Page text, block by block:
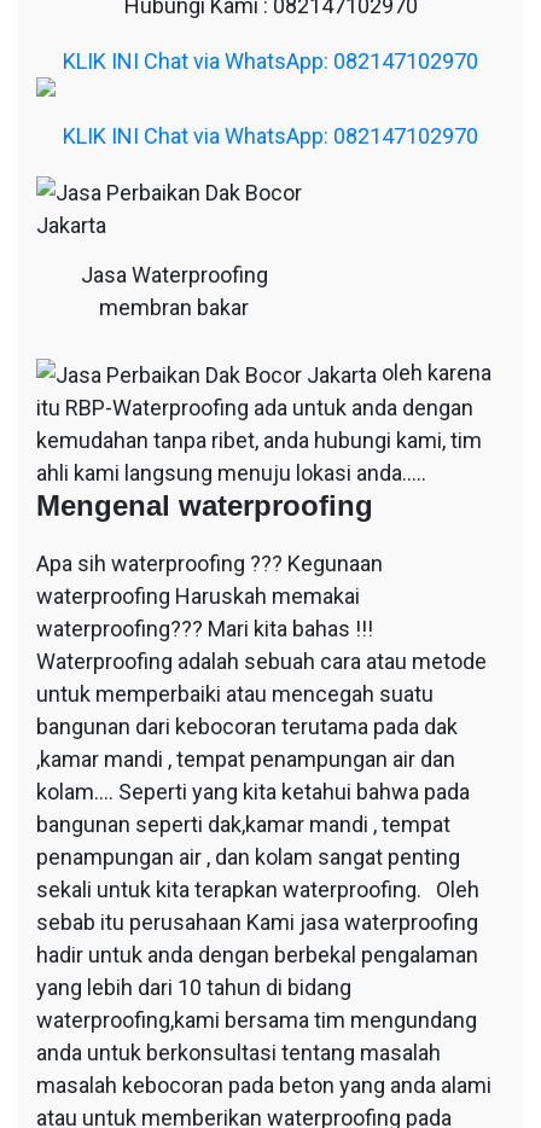
KLIK INI Chat via WhatsApp: 082147102970
KLIK INI Chat via WhatsApp: 082147102970
Jasa Waterproofing
membran bakar
oleh karena
itu RBP-Waterproofing ada untuk anda dengan
kemudahan tanpa ribet, anda hubungi kami, tim
ahli kami langsung menuju lokasi anda…..
Mengenal waterproofing
Apa sih waterproofing ??? Kegunaan
waterproofing Haruskah memakai
waterproofing??? Mari kita bahas !!!
Waterproofing adalah sebuah cara atau metode
untuk memperbaiki atau mencegah suatu
bangunan dari kebocoran terutama pada dak
,kamar mandi , tempat penampungan air dan
kolam…. Seperti yang kita ketahui bahwa pada
bangunan seperti dak,kamar mandi , tempat
penampungan air , dan kolam sangat penting
sekali untuk kita terapkan waterproofing. Oleh
sebab itu perusahaan Kami jasa waterproofing
hadir untuk anda dengan berbekal pengalaman
yang lebih dari 10 tahun di bidang
waterproofing,kami bersama tim mengundang
anda untuk berkonsultasi tentang masalah
masalah kebocoran pada beton yang anda alami
atau untuk memberikan waterproofing pada